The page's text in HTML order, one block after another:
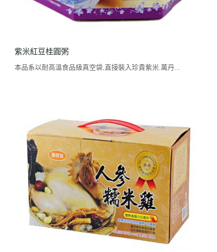
紫米紅豆桂圓粥
本品系以耐高溫食品級真空袋,直接裝入珍貴紫米.萬丹...